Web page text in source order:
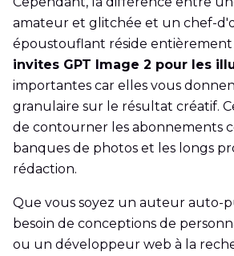
amateur et glitchée et un chef-
époustouflant réside entièrement
invites GPT Image 2 pour les
importantes car elles vous
granulaire sur le résultat créatif.
de contourner les abonnements
banques de photos et les longs
rédaction.
Que vous soyez un auteur auto-
besoin de conceptions de
ou un développeur web à la